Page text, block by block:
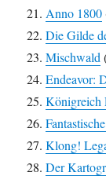
Anno 1800
Die Gilde
Mischwald
Endeavor:
Königreich
Klong!
Der